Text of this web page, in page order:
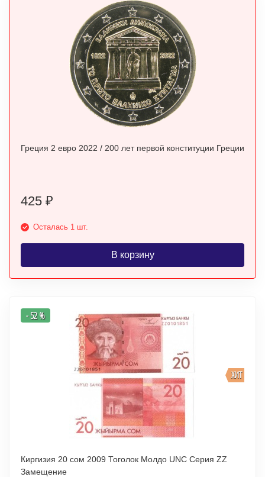
Греция 2 евро 2022 / 200 лет первой конституции Греции
425 ₽
Осталась 1 шт.
В корзину
ХИТ
- 52 %
Киргизия 20 сом 2009 Тоголок Молдо UNC Серия ZZ
Замещение